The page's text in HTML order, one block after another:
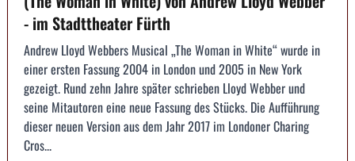
- im Stadttheater Fürth
Andrew Lloyd Webbers Musical „The Woman in White“ wurde in
einer ersten Fassung 2004 in London und 2005 in New York
gezeigt. Rund zehn Jahre später schrieben Lloyd Webber und
seine Mitautoren eine neue Fassung des Stücks. Die Aufführung
dieser neuen Version aus dem Jahr 2017 im Londoner Charing
Cros...